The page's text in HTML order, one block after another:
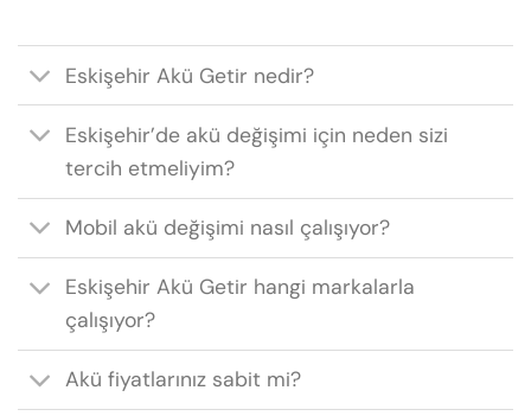
Eskişehir Akü Getir nedir?
Eskişehir’de akü değişimi için neden sizi
tercih etmeliyim?
Mobil akü değişimi nasıl çalışıyor?
Eskişehir Akü Getir hangi markalarla
çalışıyor?
Akü fiyatlarınız sabit mi?